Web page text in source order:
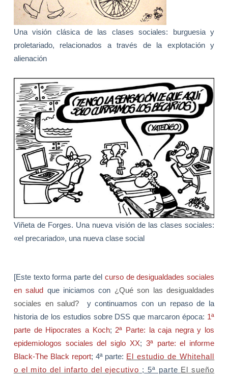
Una visión clásica de las clases sociales: burguesia y
proletariado, relacionados a través de la explotación y
alienación
Viñeta de Forges. Una nueva visión de las clases sociales:
«el precariado», una nueva clase social
[Este texto forma parte delcurso de desigualdades sociales
en salud que iniciamos con ¿Qué son las desigualdades
sociales en salud? y continuamos con un repaso de la
historia de los estudios sobre DSS que marcaron época: 1ª
parte de Hipocrates a Koch; 2ª Parte: la caja negra y los
epidemiologos sociales del siglo XX; 3ª parte: el informe
Black-The Black report; 4ª parte: El estudio de Whitehall
o el mito del infarto del ejecutivo ; 5ª parte El sueño